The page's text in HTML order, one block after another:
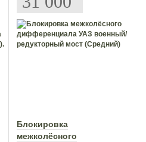
Блокировка
межколёcного